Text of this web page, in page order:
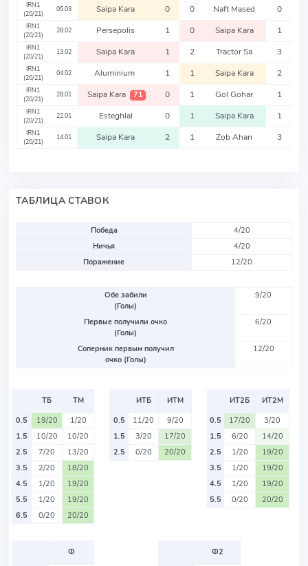
IRN1
(20/21)
05.03 Saipa Kara 0 0 Naft Mased 0
IRN1
(20/21)
28.02 Persepolis 1 0 Saipa Kara 1
IRN1
(20/21)
13.02 Saipa Kara 1 2 Tractor Sa 3
IRN1
(20/21)
04.02 Aluminium 1 1 Saipa Kara 2
IRN1
(20/21)
28.01 Saipa Kara 71 0 1 Gol Gohar 1
IRN1
(20/21)
22.01 Esteghlal 0 1 Saipa Kara 1
IRN1
(20/21)
14.01 Saipa Kara 2 1 Zob Ahan 3
ТАБЛИЦА СТАВОК
Победа
4/20
Ничья
4/20
Поражение
12/20
Обе забили
(Голы)
9/20
Первые получили очко
(Голы)
6/20
Соперник первым получил
очко (Голы)
12/20
ТБ
ТМ
0.5
19/20
1/20
1.5
10/20
10/20
2.5
7/20
13/20
3.5
2/20
18/20
4.5
1/20
19/20
5.5
1/20
19/20
6.5
0/20 20/20
ИТБ
ИТМ
0.5
11/20
9/20
1.5
3/20
17/20
2.5
0/20 20/20
ИТ2Б
ИТ2М
0.5
17/20
3/20
1.5
6/20
14/20
2.5
1/20
19/20
3.5
1/20
19/20
4.5
1/20
19/20
5.5
0/20 20/20
Ф
Ф2